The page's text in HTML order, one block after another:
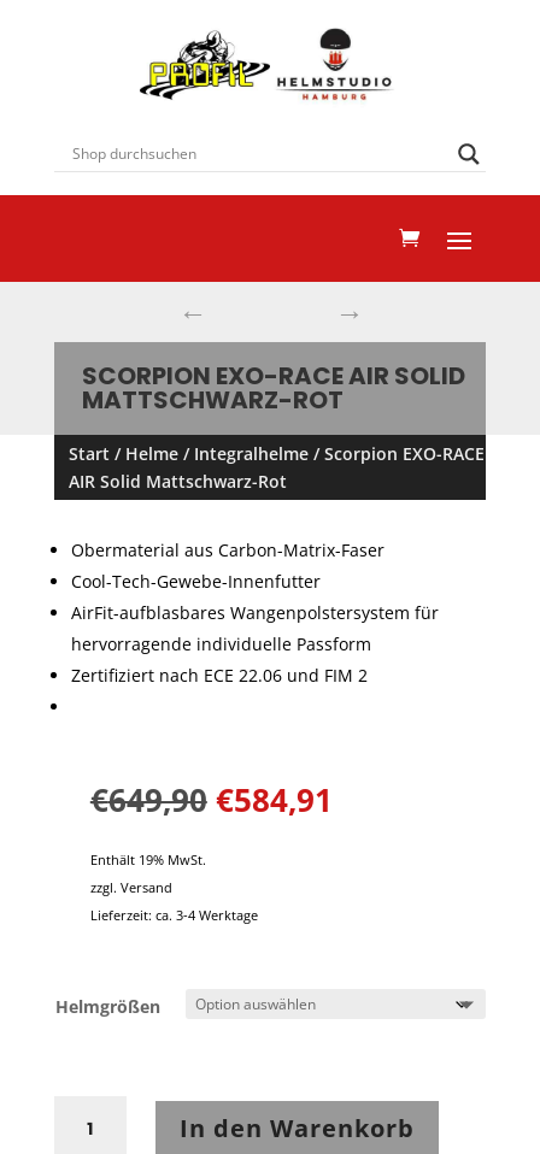
← →
SCORPION EXO-RACE AIR SOLID
MATTSCHWARZ-ROT
Start / Helme/ Integralhelme/ Scorpion EXO-RACE
AIR Solid Mattschwarz-Rot
Obermaterial aus Carbon-Matrix-Faser
Cool-Tech-Gewebe-Innenfutter
AirFit-aufblasbares Wangenpolstersystem für
hervorragende individuelle Passform
Zertifiziert nach ECE 22.06 und FIM 2
€649,90 €584,91
Enthält 19% MwSt.
zzgl. Versand
Lieferzeit: ca. 3-4 Werktage
Helmgrößen
EXO-
In den Warenkorb